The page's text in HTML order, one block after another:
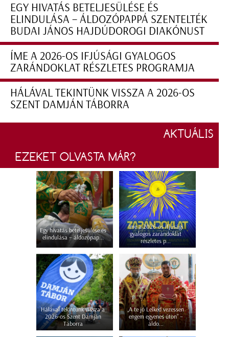
EGY HIVATÁS BETELJESÜLÉSE ÉS
ELINDULÁSA – ÁLDOZÓPAPPÁ SZENTELTÉK
BUDAI JÁNOS HAJDÚDOROGI DIAKÓNUST
ÍME A 2026-OS IFJÚSÁGI GYALOGOS
ZARÁNDOKLAT RÉSZLETES PROGRAMJA
HÁLÁVAL TEKINTÜNK VISSZA A 2026-OS
SZENT DAMJÁN TÁBORRA
AKTUÁLIS
EZEKET OLVASTA MÁR?
Egy hivatás beteljesülése és
elindulása – áldozópap...
Íme a 2026-os ifjúsági
gyalogos zarándoklat
részletes p...
Hálával tekintünk vissza a
2026-os Szent Damján
Táborra
„A te jó Lelked vezessen
engem egyenes úton” –
áldo...